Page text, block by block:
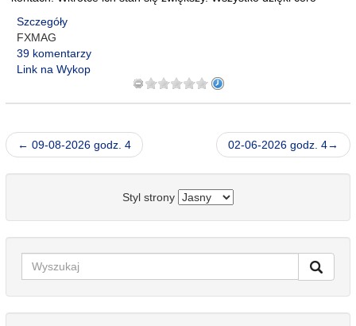
Szczegóły
FXMAG
39 komentarzy
Link na Wykop
← 09-08-2026 godz. 4 02-06-2026 godz. 4→
Styl strony